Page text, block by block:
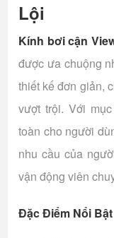
Lội
Kính bơi cận
được ưa chuộng
thiết kế đơn giản,
vượt trội. Với
toàn cho người
nhu cầu của
vận động viên
Đặc Điểm Nổi Bật